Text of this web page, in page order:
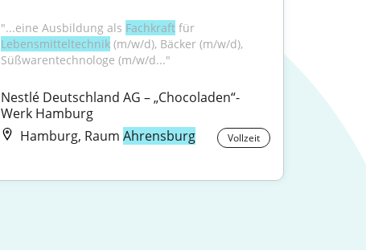
"...eine Ausbildung als Fachkraft
für
Lebensmitteltechnik (m/w/d), Bäcker (m/w/d),
Süßwarentechnologe (m/w/d..."
Nestlé Deutschland AG – „Chocoladen“-
Werk Hamburg
Hamburg, Raum Ahrensburg Vollzeit